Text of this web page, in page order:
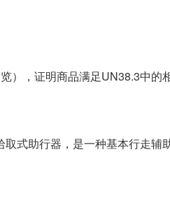
），证明商品满足UN38.3中的
式助行器，是一种基本行走